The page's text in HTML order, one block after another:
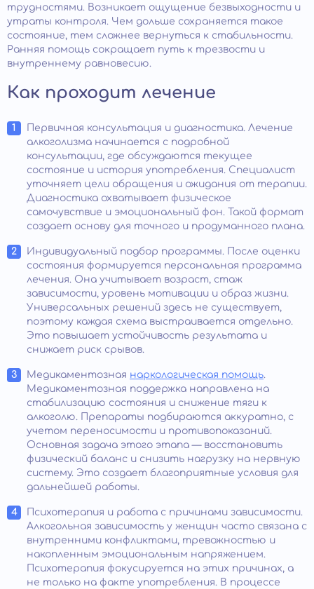
трудностями. Возникает ощущение безвыходности и
утраты контроля. Чем дольше сохраняется такое
состояние, тем сложнее вернуться к стабильности.
Ранняя помощь сокращает путь к трезвости и
внутреннему равновесию.
Как проходит лечение
Первичная консультация и диагностика. Лечение
алкоголизма начинается с подробной
консультации, где обсуждаются текущее
состояние и история употребления. Специалист
уточняет цели обращения и ожидания от терапии.
Диагностика охватывает физическое
самочувствие и эмоциональный фон. Такой формат
создает основу для точного и продуманного плана.
Индивидуальный подбор программы. После оценки
состояния формируется персональная программа
лечения. Она учитывает возраст, стаж
зависимости, уровень мотивации и образ жизни.
Универсальных решений здесь не существует,
поэтому каждая схема выстраивается отдельно.
Это повышает устойчивость результата и
снижает риск срывов.
Медикаментозная наркологическая помощь.
Медикаментозная поддержка направлена на
стабилизацию состояния и снижение тяги к
алкоголю. Препараты подбираются аккуратно, с
учетом переносимости и противопоказаний.
Основная задача этого этапа — восстановить
физический баланс и снизить нагрузку на нервную
систему. Это создает благоприятные условия для
дальнейшей работы.
Психотерапия и работа с причинами зависимости.
Алкогольная зависимость у женщин часто связана с
внутренними конфликтами, тревожностью и
накопленным эмоциональным напряжением.
Психотерапия фокусируется на этих причинах, а
не только на факте употребления. В процессе